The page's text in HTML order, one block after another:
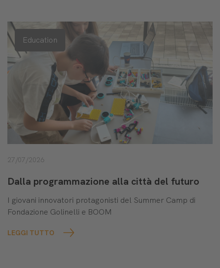
Education
27/07/2026
Dalla programmazione alla città del futuro
I giovani innovatori protagonisti del Summer Camp di
Fondazione Golinelli e BOOM
LEGGI TUTTO